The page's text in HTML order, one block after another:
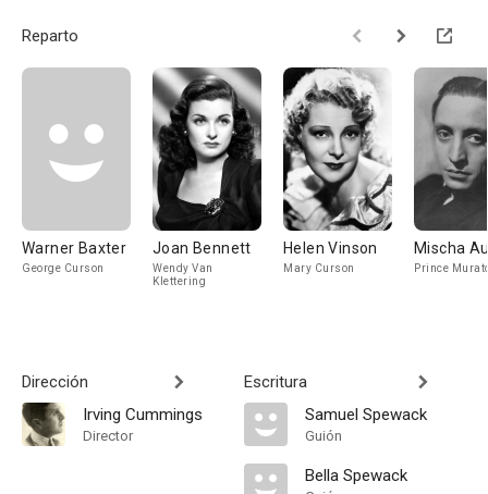
Reparto
Warner Baxter
George Curson
Joan Bennett
Wendy Van
Klettering
Helen Vinson
Mary Curson
Mischa
Prince
Dirección
Irving Cummings
Director
Escritura
Samuel Spewack
Guión
Bella Spewack